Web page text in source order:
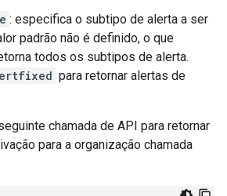
: especifica o subtipo de alerta a ser
padrão não é definido, o que
todos os subtipos de alerta.
para retornar alertas de
chamada de API para retornar
para a organização chamada